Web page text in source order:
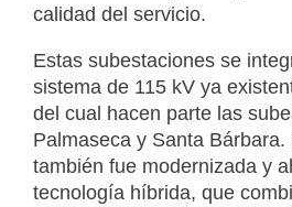
calidad del servicio.
Estas subestaciones se
sistema de 115 kV ya
del cual hacen parte las
Palmaseca y Santa Bárbara.
también fue modernizada y
tecnología híbrida, que